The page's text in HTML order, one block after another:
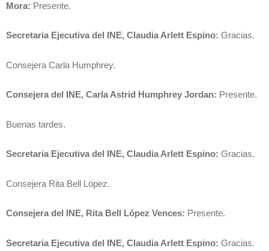
Mora: Presente.
Secretaria Ejecutiva del INE, Claudia Arlett Espino: Gracias.
Consejera Carla Humphrey.
Consejera del INE, Carla Astrid Humphrey Jordan: Presente.
Buenas tardes.
Secretaria Ejecutiva del INE, Claudia Arlett Espino: Gracias.
Consejera Rita Bell López.
Consejera del INE, Rita Bell López Vences: Presente.
Secretaria Ejecutiva del INE, Claudia Arlett Espino: Gracias.